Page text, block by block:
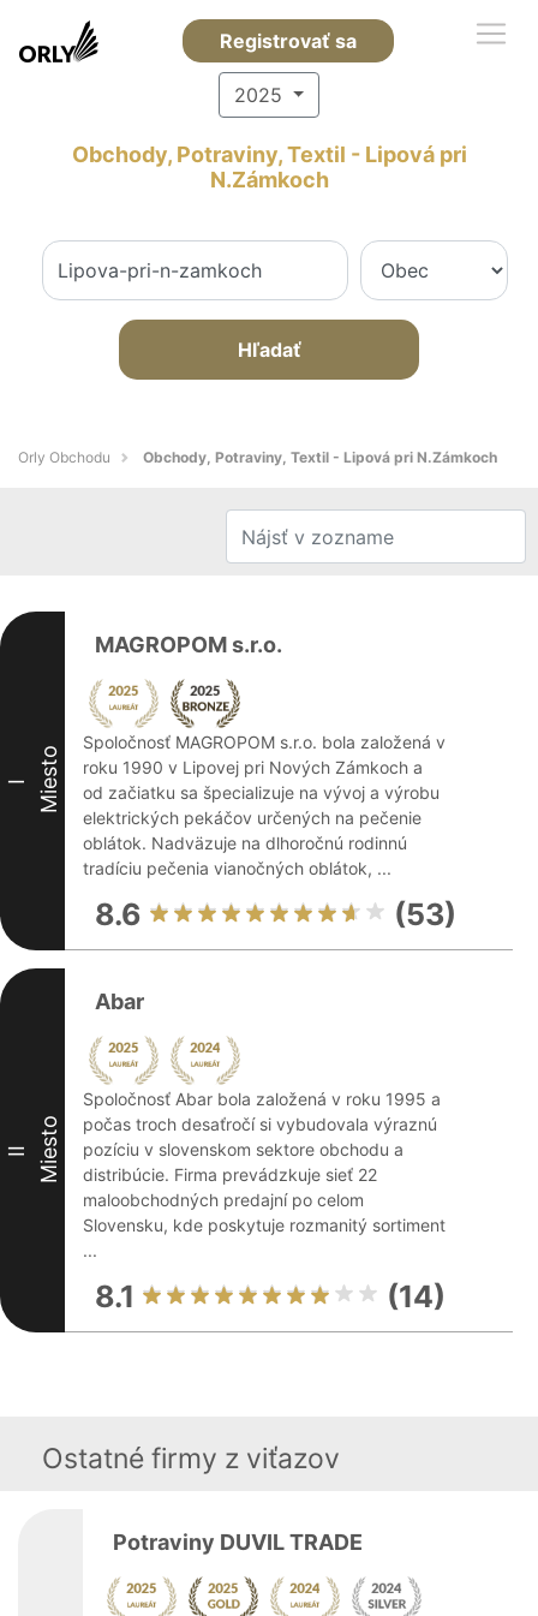
Registrovať sa
2025
Obchody, Potraviny, Textil - Lipová pri
N.Zámkoch
Hľadať
Orly Obchodu Obchody, Potraviny, Textil - Lipová pri N.Zámkoch
I Miesto
MAGROPOM s.r.o.
Spoločnosť MAGROPOM s.r.o. bola založená v
roku 1990 v Lipovej pri Nových Zámkoch a
od začiatku sa špecializuje na vývoj a výrobu
elektrických pekáčov určených na pečenie
oblátok. Nadväzuje na dlhoročnú rodinnú
tradíciu pečenia vianočných oblátok, ...
8.6 (53)
II Miesto
Abar
Spoločnosť Abar bola založená v roku 1995 a
počas troch desaťročí si vybudovala výraznú
pozíciu v slovenskom sektore obchodu a
distribúcie. Firma prevádzkuje sieť 22
maloobchodných predajní po celom
Slovensku, kde poskytuje rozmanitý sortiment
...
8.1 (14)
Ostatné firmy z viťazov
Potraviny DUVIL TRADE